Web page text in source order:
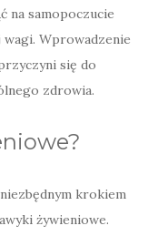
na samopoczucie
Wprowadzenie
się do
zdrowia.
krokiem
żywieniowe.